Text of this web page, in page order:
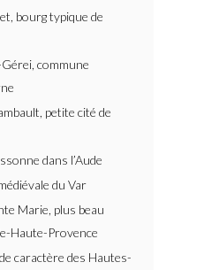
bourg typique de
commune
petite cité de
dans l’Aude
du Var
Marie, plus beau
Haute-Provence
caractère des Hautes-